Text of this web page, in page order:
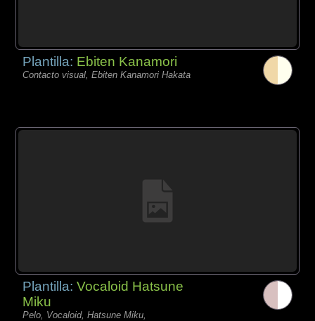
Plantilla: Ebiten Kanamori
Contacto visual, Ebiten Kanamori Hakata
Plantilla:Vocaloid Hatsune
Miku
Pelo, Vocaloid, Hatsune Miku,